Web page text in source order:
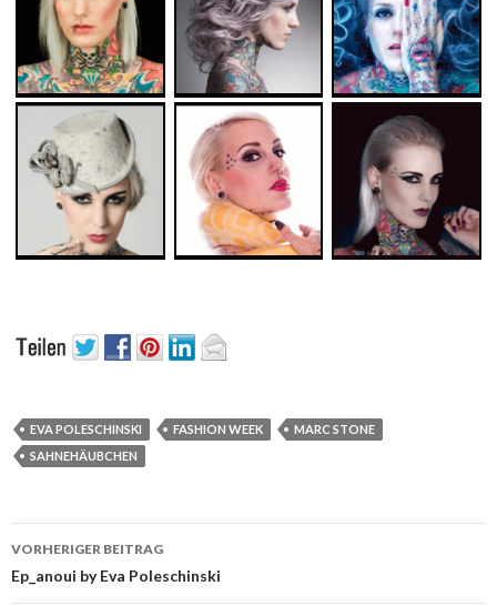
EVA POLESCHINSKI FASHION WEEK
MARC STONE
SAHNEHÄUBCHEN
Beitrags-
Navigation
VORHERIGER BEITRAG
Ep_anoui by Eva Poleschinski